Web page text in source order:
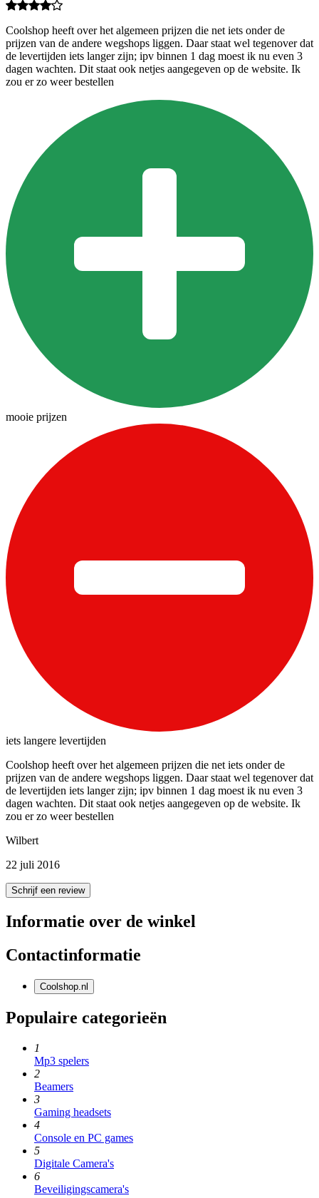
Coolshop heeft over het algemeen prijzen die net iets onder de
prijzen van de andere wegshops liggen. Daar staat wel tegenover dat
de levertijden iets langer zijn; ipv binnen 1 dag moest ik nu even 3
dagen wachten. Dit staat ook netjes aangegeven op de website. Ik
zou er zo weer bestellen
mooie prijzen
iets langere levertijden
Coolshop heeft over het algemeen prijzen die net iets onder de
prijzen van de andere wegshops liggen. Daar staat wel tegenover dat
de levertijden iets langer zijn; ipv binnen 1 dag moest ik nu even 3
dagen wachten. Dit staat ook netjes aangegeven op de website. Ik
zou er zo weer bestellen
Wilbert
22 juli 2016
Schrijf een review
Informatie over de winkel
Contactinformatie
Coolshop.nl
Populaire categorieën
1
Mp3 spelers
2
Beamers
3
Gaming headsets
4
Console en PC games
5
Digitale Camera's
6
Beveiligingscamera's